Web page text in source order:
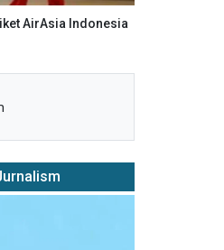
AirAsia Indonesia